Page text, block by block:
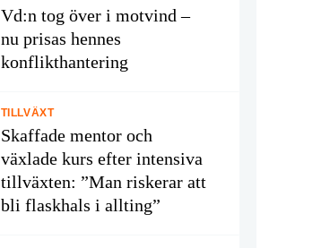
Vd:n tog över i motvind –
nu prisas hennes
konflikthantering
TILLVÄXT
Skaffade mentor och
växlade kurs efter intensiva
tillväxten: ”Man riskerar att
bli flaskhals i allting”